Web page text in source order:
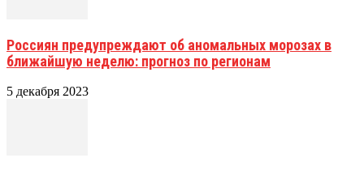
Россиян предупреждают об аномальных морозах в
ближайшую неделю: прогноз по регионам
5 декабря 2023